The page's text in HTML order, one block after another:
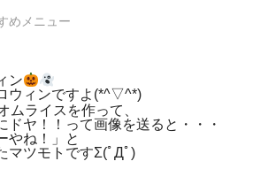
めメニュー
ン
ウィンですよ(*^▽^*)
ムライスを作って、
ドヤ！！って画像を送ると・・・
やね！」と
マツモトですΣ(ﾟДﾟ)